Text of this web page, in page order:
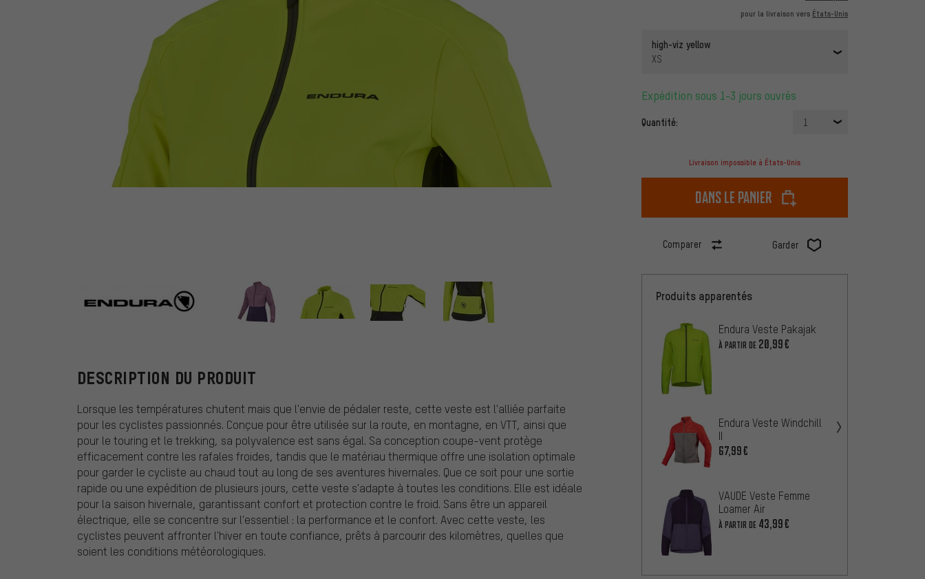
pour la livraison vers États-Unis
high-viz yellow
XS
Expédition sous 1-3 jours ouvrés
Quantité: 1
Livraison impossible à États-Unis
dans le panier
Comparer Garder
Endura
DESCRIPTION DU PRODUIT
Lorsque les températures chutent mais que l'envie de pédaler reste, cette veste est l'alliée parfaite
pour les cyclistes passionnés. Conçue pour être utilisée sur la route, en montagne, en VTT, ainsi que
pour le touring et le trekking, sa polyvalence est sans égal. Sa conception coupe-vent protège
efficacement contre les rafales froides, tandis que le matériau thermique offre une isolation optimale
pour garder le cycliste au chaud tout au long de ses aventures hivernales. Que ce soit pour une sortie
rapide ou une expédition de plusieurs jours, cette veste s'adapte à toutes les conditions. Elle est idéale
pour la saison hivernale, garantissant confort et protection contre le froid. Sans être un appareil
électrique, elle se concentre sur l'essentiel : la performance et le confort. Avec cette veste, les
cyclistes peuvent affronter l'hiver en toute confiance, prêts à parcourir des kilomètres, quelles que
soient les conditions météorologiques.
Produits apparentés
Endura Veste Pakajak
À PARTIR DE 20,99€
Endura Veste Windchill
II
67,99€
VAUDE Veste Femme
Loamer Air
À PARTIR DE 43,99€